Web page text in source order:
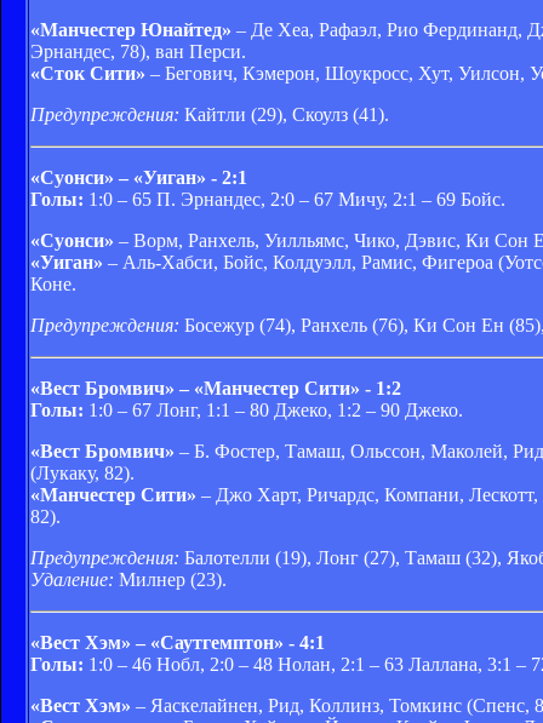
«Манчестер Юнайтед» – Де Хеа, Рафаэл, Рио Фердинанд,
Эрнандес, 78), ван Перси.
«Сток Сити» – Бегович, Кэмерон, Шоукросс, Хут, Уилсон,
Предупреждения: Кайтли (29), Скоулз (41).
«Суонси» – «Уиган» - 2:1
Голы: 1:0 – 65 П. Эрнандес, 2:0 – 67 Мичу, 2:1 – 69 Бойс.
«Суонси» – Ворм, Ранхель, Уилльямс, Чико, Дэвис, Ки Сон
«Уиган» – Аль-Хабси, Бойс, Колдуэлл, Рамис, Фигероа
Коне.
Предупреждения: Босежур (74), Ранхель (76), Ки Сон Ен
«Вест Бромвич» – «Манчестер Сити» - 1:2
Голы: 1:0 – 67 Лонг, 1:1 – 80 Джеко, 1:2 – 90 Джеко.
«Вест Бромвич» – Б. Фостер, Тамаш, Ольссон, Маколей,
(Лукаку, 82).
«Манчестер Сити» – Джо Харт, Ричардс, Компани,
82).
Предупреждения: Балотелли (19), Лонг (27), Тамаш (32),
Удаление: Милнер (23).
«Вест Хэм» – «Саутгемптон» - 4:1
Голы: 1:0 – 46 Нобл, 2:0 – 48 Нолан, 2:1 – 63 Лаллана, 3:1 –
«Вест Хэм» – Яаскелайнен, Рид, Коллинз, Томкинс